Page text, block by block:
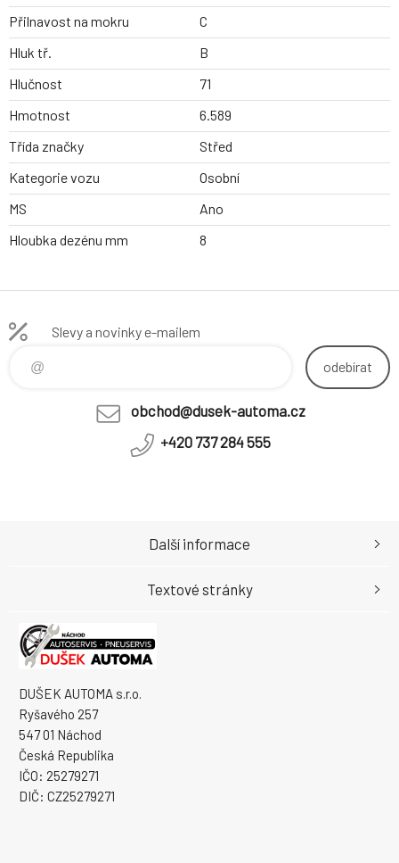
Přilnavost na mokru
C
Hluk tř.
B
Hlučnost
71
Hmotnost
6.589
Třída značky
Střed
Kategorie vozu
Osobní
MS
Ano
Hloubka dezénu mm
8
Slevy a novinky e-mailem
odebírat
obchod@dusek-automa.cz
+420 737 284 555
DUŠEK AUTOMA s.r.o.
Ryšavého 257
547 01 Náchod
Česká Republika
IČO: 25279271
DIČ: CZ25279271
Další informace
Textové stránky